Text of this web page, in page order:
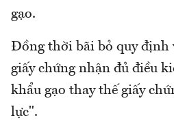
gạo.
Đồng thời bãi bỏ quy định
giấy chứng nhận đủ điều
khẩu gạo thay thế giấy
lực".